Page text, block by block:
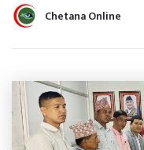
Chetana Online